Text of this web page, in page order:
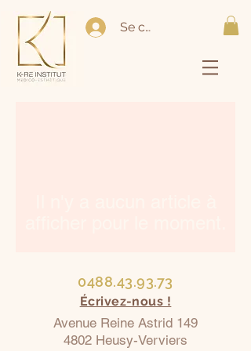
Se connecter
0488.43.93.73
Écrivez-nous !
Avenue Reine Astrid 149
4802 Heusy-Verviers